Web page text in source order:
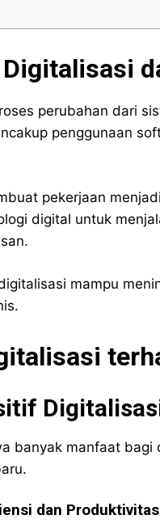
perubahan dari
penggunaan
pekerjaan
digital untuk
mampu
banyak manfaat
dan Produktivitas